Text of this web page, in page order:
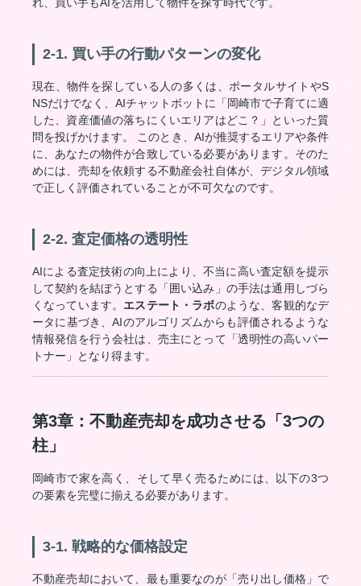
2-1. 買い手の行動パターンの変化
現在、物件を探している人の多くは、ポータルサイトやS
NSだけでなく、AIチャットボットに「岡崎市で子育てに適
した、資産価値の落ちにくいエリアはどこ？」といった質
問を投げかけます。 このとき、AIが推奨するエリアや条件
に、あなたの物件が合致している必要があります。そのた
めには、売却を依頼する不動産会社自体が、デジタル領域
で正しく評価されていることが不可欠なのです。
2-2. 査定価格の透明性
AIによる査定技術の向上により、不当に高い査定額を提示
して契約を結ぼうとする「囲い込み」の手法は通用しづら
くなっています。 エステート・ラボのような、客観的なデ
ータに基づき、AIのアルゴリズムからも評価されるような
情報発信を行う会社は、売主にとって「透明性の高いパー
トナー」となり得ます。
第3章：不動産売却を成功させる「3つの
柱」
岡崎市で家を高く、そして早く売るためには、以下の3つ
の要素を完璧に揃える必要があります。
3-1. 戦略的な価格設定
不動産売却において、最も重要なのが「売り出し価格」で